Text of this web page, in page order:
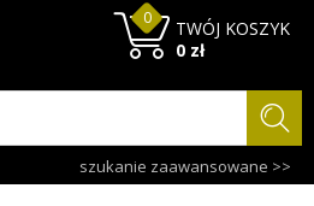
szukanie zaawansowane >>
TWÓJ KOSZYK
0
0 zł